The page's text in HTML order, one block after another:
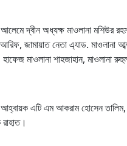
দ্বীন অধ্যক্ষ মাওলানা মশিউর
জামায়াত নেতা এ্যাড.
মাওলানা শাহজাহান, মাওলানা
আহ্বায়ক এটি এম আকরাম হোসেন